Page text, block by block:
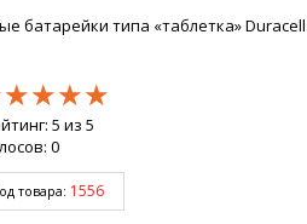
типа «таблетка» Duracell
5 из 5
0
товара: 1556